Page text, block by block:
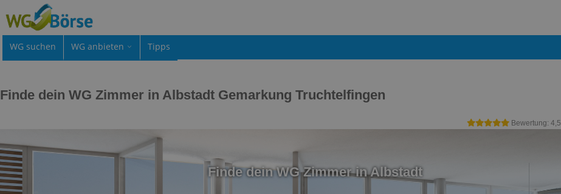
WG suchen WG anbieten Tipps
Finde dein WG Zimmer in Albstadt Gemarkung Truchtelfingen
Bewertung: 4,5
Finde dein WG Zimmer in Albstadt